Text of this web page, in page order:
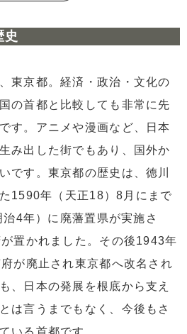
ついて
、観光地の充実
便性の高さ
向いている？
史
東京都。経済・政治・文化の
の首都と比較しても非常に先
す。アニメや漫画など、日本
み出した街でもあり、国外か
です。東京都の歴史は、徳川
1590年（天正18）8月にまで
4年）に廃藩置県が実施さ
置かれました。その後1943年
が廃止され東京都へ改名され
、日本の発展を根底から支え
は言うまでもなく、今後もさ